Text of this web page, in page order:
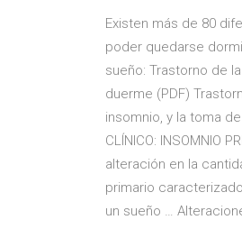
Existen más de 80
poder quedarse
sueño: Trastorno de
duerme (PDF)
insomnio, y la toma
CLÍNICO: INSOMNIO
alteración en la
primario
un sueño …